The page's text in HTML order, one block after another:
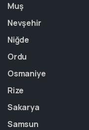
Muş
Nevşehir
Niğde
Ordu
Osmaniye
Rize
Sakarya
Samsun